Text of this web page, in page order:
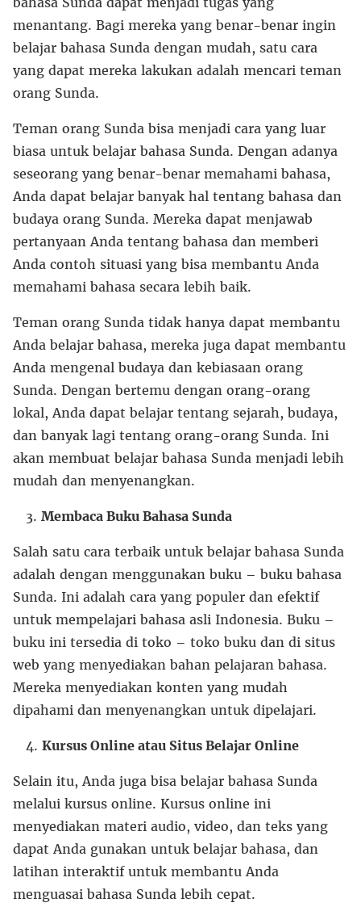
menantang. Bagi mereka yang benar-benar ingin
belajar bahasa Sunda dengan mudah, satu cara
yang dapat mereka lakukan adalah mencari teman
orang Sunda.
Teman orang Sunda bisa menjadi cara yang luar
biasa untuk belajar bahasa Sunda. Dengan adanya
seseorang yang benar-benar memahami bahasa,
Anda dapat belajar banyak hal tentang bahasa dan
budaya orang Sunda. Mereka dapat menjawab
pertanyaan Anda tentang bahasa dan memberi
Anda contoh situasi yang bisa membantu Anda
memahami bahasa secara lebih baik.
Teman orang Sunda tidak hanya dapat membantu
Anda belajar bahasa, mereka juga dapat membantu
Anda mengenal budaya dan kebiasaan orang
Sunda. Dengan bertemu dengan orang-orang
lokal, Anda dapat belajar tentang sejarah, budaya,
dan banyak lagi tentang orang-orang Sunda. Ini
akan membuat belajar bahasa Sunda menjadi lebih
mudah dan menyenangkan.
Membaca Buku Bahasa Sunda
Salah satu cara terbaik untuk belajar bahasa Sunda
adalah dengan menggunakan buku – buku bahasa
Sunda. Ini adalah cara yang populer dan efektif
untuk mempelajari bahasa asli Indonesia. Buku –
buku ini tersedia di toko – toko buku dan di situs
web yang menyediakan bahan pelajaran bahasa.
Mereka menyediakan konten yang mudah
dipahami dan menyenangkan untuk dipelajari.
Kursus Online atau Situs Belajar Online
Selain itu, Anda juga bisa belajar bahasa Sunda
melalui kursus online. Kursus online ini
menyediakan materi audio, video, dan teks yang
dapat Anda gunakan untuk belajar bahasa, dan
latihan interaktif untuk membantu Anda
menguasai bahasa Sunda lebih cepat.